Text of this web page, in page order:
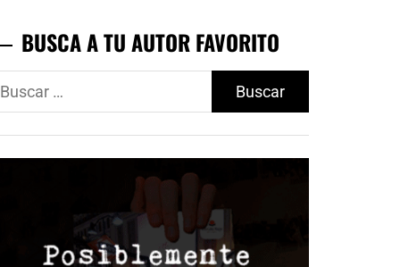
BUSCA A TU AUTOR FAVORITO